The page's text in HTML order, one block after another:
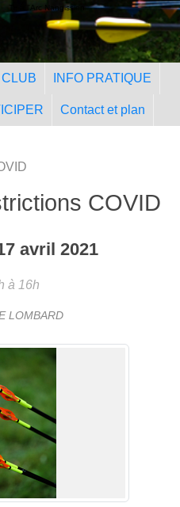
Tir à l'Arc Nangissien
INFO PRATIQUE
Contact et plan
COVID
avril 2021
à 16h
LOMBARD